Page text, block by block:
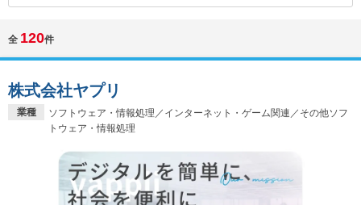
イベントを探す
就活ノウハウ・サポート
就活支援
就活ノウハウが満載！
適職診断
全 120件
業種
ソフトウェア・情報処理／インターネット・ゲーム関連／その他ソフ
トウェア・情報処理
株式会社ヤプリ